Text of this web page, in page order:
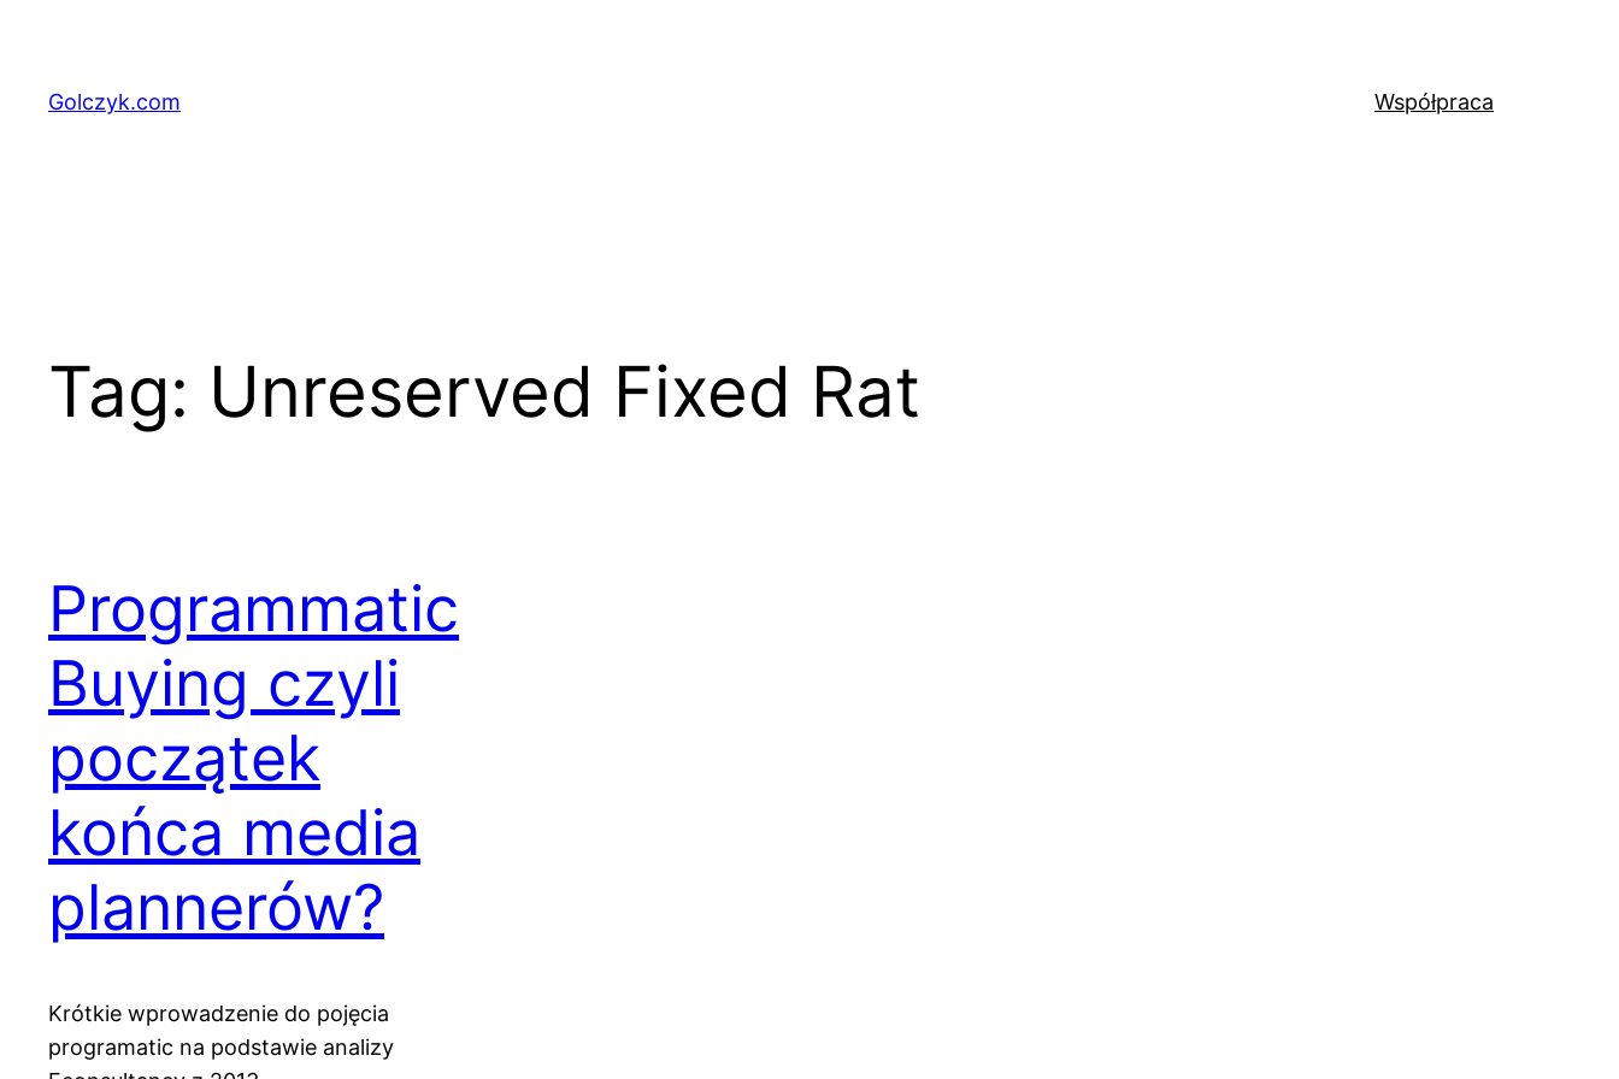
treściGolczyk.com Współpraca
Tag: Unreserved Fixed Rat
Programmatic
Buying czyli
początek
końca media
plannerów?
Krótkie wprowadzenie do pojęcia
programatic na podstawie analizy